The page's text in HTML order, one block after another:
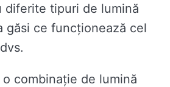
diferite tipuri de lumină
găsi ce funcționează cel
combinație de lumină